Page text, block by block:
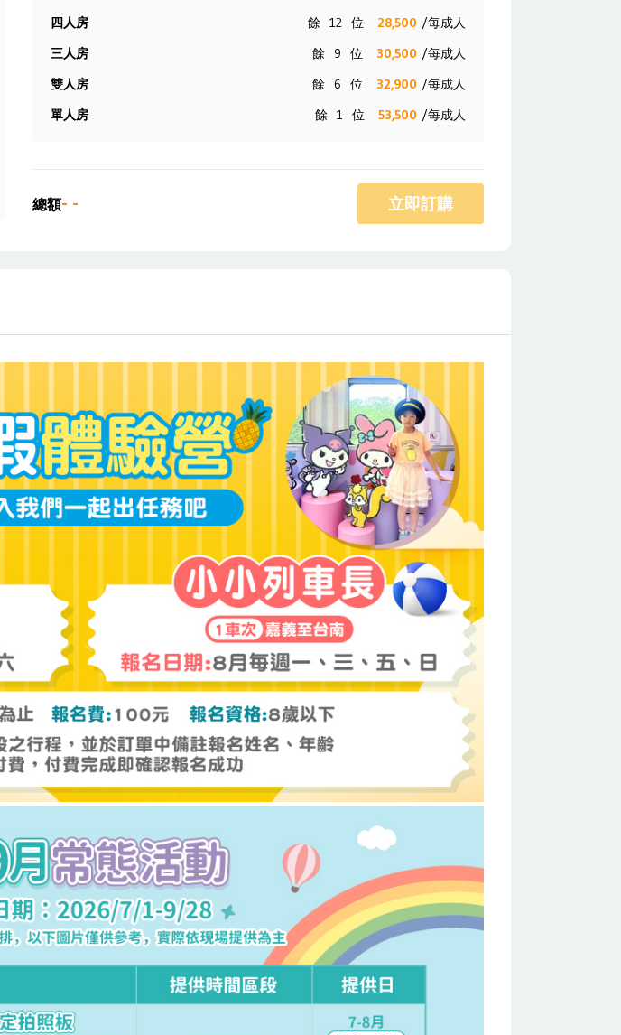
四人房 餘 12 位 28,500 /每成人
三人房
餘 9 位 30,500 /每成人
雙人房
餘 6 位 32,900 /每成人
單人房
餘 1 位 53,500 /每成人
總額- - 立即訂購